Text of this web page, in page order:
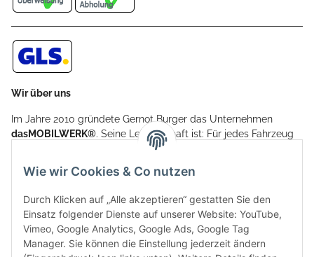
Wir über uns
Im Jahre 2010 gründete Gernot Burger das Unternehmen
dasMOBILWERK®. Seine Leidenschaft ist: Für jedes Fahrzeug
ein Car Cover anzubieten - passgenau und individuell.
Aufgrund der vielen positiven Kundenrückmeldungen kamen
weitere Produkte, wie Reifenschuhe, Hardtopständer hinzu.
Seine Reifenschoner werden in Deutschland produziert und
sind mit hochwertigen Techniken und Materialien gefertigt.
dasMOBILWERK® ist seit der Gründung ein
Familienunternehmen, welches sich seit 2010 auf
Wie wir Cookies & Co nutzen
Durch Klicken auf „Alle akzeptieren“ gestatten Sie den
Einsatz folgender Dienste auf unserer Website: YouTube,
Vimeo, Google Analytics, Google Ads, Google Tag
Manager. Sie können die Einstellung jederzeit ändern